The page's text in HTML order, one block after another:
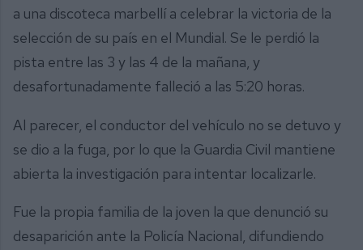
a una discoteca marbellí a celebrar la victoria de la
selección de su país en el Mundial. Se le perdió la
pista entre las 3 y las 4 de la mañana, y
desafortunadamente falleció a las 5:20 horas.
Al parecer, el conductor del vehículo no se detuvo y
se dio a la fuga, por lo que la Guardia Civil mantiene
abierta la investigación para intentar localizarle.
Fue la propia familia de la joven la que denunció su
desaparición ante la Policía Nacional, difundiendo